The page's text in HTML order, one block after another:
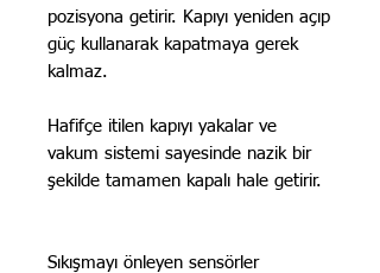
pozisyona getirir. Kapıyı yeniden açıp
güç kullanarak kapatmaya gerek
kalmaz.
Hafifçe itilen kapıyı yakalar ve
vakum sistemi sayesinde nazik bir
şekilde tamamen kapalı hale getirir.
Sıkışmayı önleyen sensörler